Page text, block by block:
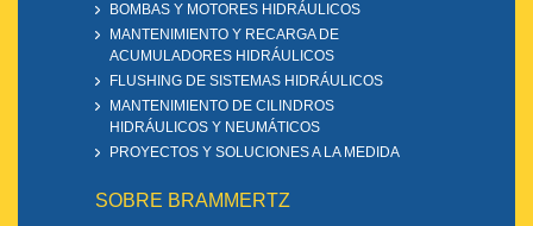
BOMBAS Y MOTORES HIDRÁULICOS
MANTENIMIENTO Y RECARGA DE
ACUMULADORES HIDRÁULICOS
FLUSHING DE SISTEMAS HIDRÁULICOS
MANTENIMIENTO DE CILINDROS
HIDRÁULICOS Y NEUMÁTICOS
PROYECTOS Y SOLUCIONES A LA MEDIDA
SOBRE BRAMMERTZ